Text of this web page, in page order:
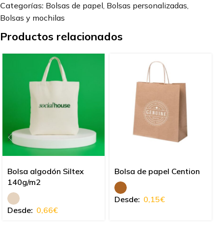
Categorías: Bolsas de papel, Bolsas personalizadas,
Bolsas y mochilas
Productos relacionados
Bolsa algodón Siltex
140g/m2
Desde: 0,66€
Bolsa de papel Cention
Desde: 0,15€